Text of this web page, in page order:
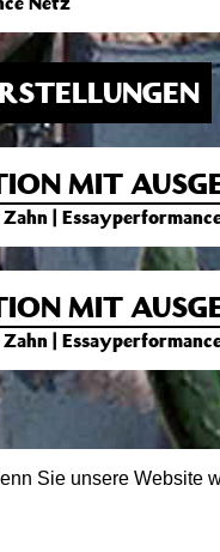
Sie unsere Website
MIT
|
MIT
|